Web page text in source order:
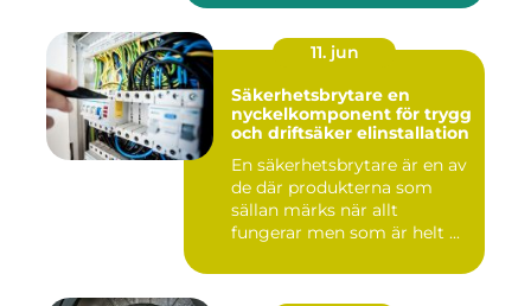
11. jun
Säkerhetsbrytare en
nyckelkomponent för trygg
och driftsäker elinstallation
En säkerhetsbrytare är en av
de där produkterna som
sällan märks när allt
fungerar men som är helt ...